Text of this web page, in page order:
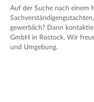
Auf der Suche nach einem
gewerblich? Dann
GmbH in Rostock. Wir
und Umgebung.